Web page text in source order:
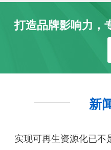
打造品牌影响力，
新
实现可再生资源化已不